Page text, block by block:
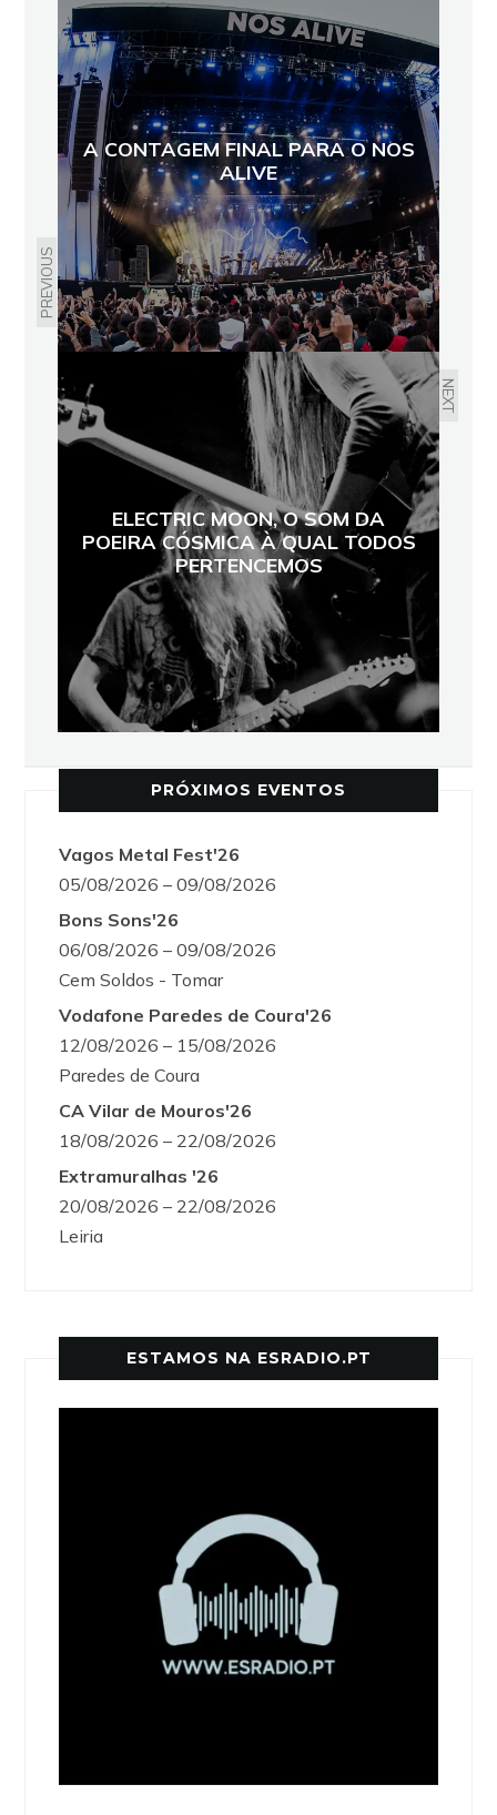
PREVIOUS
A CONTAGEM FINAL PARA O NOS
ALIVE
NEXT
ELECTRIC MOON, O SOM DA
POEIRA CÓSMICA À QUAL TODOS
PERTENCEMOS
PRÓXIMOS EVENTOS
Vagos Metal Fest'26
05/08/2026 – 09/08/2026
Bons Sons'26
06/08/2026 – 09/08/2026
Cem Soldos - Tomar
Vodafone Paredes de Coura'26
12/08/2026 – 15/08/2026
Paredes de Coura
CA Vilar de Mouros'26
18/08/2026 – 22/08/2026
Extramuralhas '26
20/08/2026 – 22/08/2026
Leiria
ESTAMOS NA ESRADIO.PT